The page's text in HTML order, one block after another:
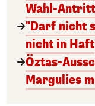
Wahl-Antritt
"Darf nicht
nicht in Haft
Öztas-
Margulies